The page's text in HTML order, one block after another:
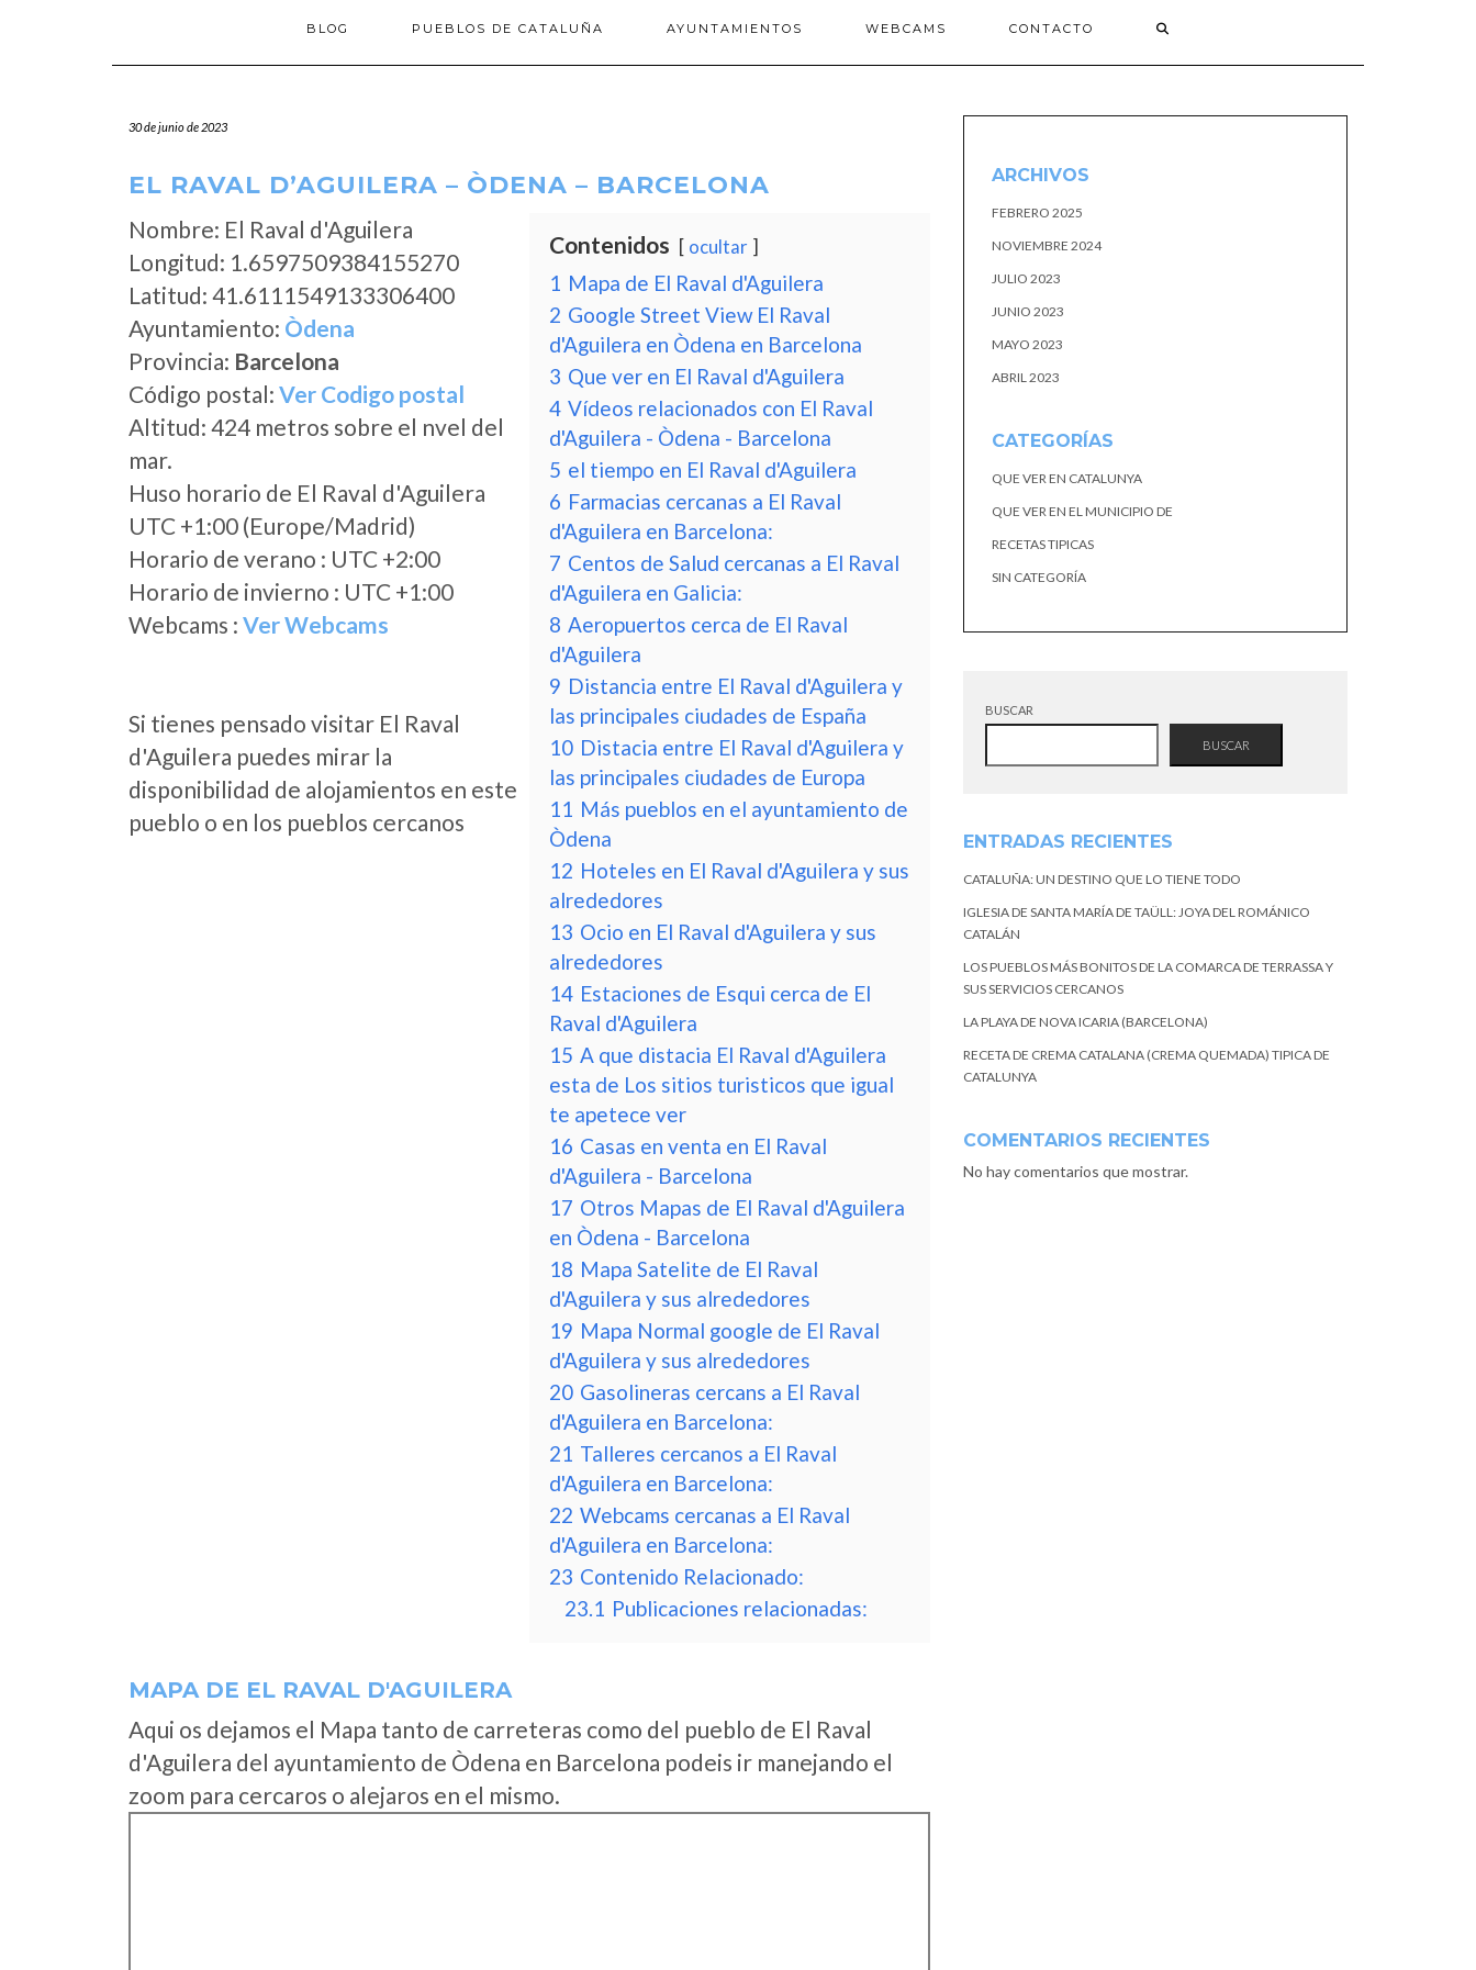
BLOG PUEBLOS DE CATALUÑA AYUNTAMIENTOS WEBCAMS CONTACTO
30 de junio de 2023
EL RAVAL D’AGUILERA – ÒDENA – BARCELONA
Nombre: El Raval d'Aguilera
Longitud: 1.6597509384155270
Latitud: 41.6111549133306400
Ayuntamiento: Òdena
Provincia: Barcelona
Código postal: Ver Codigo postal
Altitud: 424 metros sobre el nvel del
mar.
Huso horario de El Raval d'Aguilera
UTC +1:00 (Europe/Madrid)
Horario de verano : UTC +2:00
Horario de invierno : UTC +1:00
Webcams : Ver Webcams
Si tienes pensado visitar El Raval
d'Aguilera puedes mirar la
disponibilidad de alojamientos en este
pueblo o en los pueblos cercanos
Contenidos ocultar
1 Mapa de El Raval d'Aguilera
2 Google Street View El Raval
d'Aguilera en Òdena en Barcelona
3 Que ver en El Raval d'Aguilera
4 Vídeos relacionados con El Raval
d'Aguilera - Òdena - Barcelona
5 el tiempo en El Raval d'Aguilera
6 Farmacias cercanas a El Raval
d'Aguilera en Barcelona:
7 Centos de Salud cercanas a El Raval
d'Aguilera en Galicia:
8 Aeropuertos cerca de El Raval
d'Aguilera
9 Distancia entre El Raval d'Aguilera y
las principales ciudades de España
10 Distacia entre El Raval d'Aguilera y
las principales ciudades de Europa
11 Más pueblos en el ayuntamiento de
Òdena
12 Hoteles en El Raval d'Aguilera y sus
alrededores
13 Ocio en El Raval d'Aguilera y sus
alrededores
14 Estaciones de Esqui cerca de El
Raval d'Aguilera
15 A que distacia El Raval d'Aguilera
esta de Los sitios turisticos que igual
te apetece ver
16 Casas en venta en El Raval
d'Aguilera - Barcelona
17 Otros Mapas de El Raval d'Aguilera
en Òdena - Barcelona
18 Mapa Satelite de El Raval
d'Aguilera y sus alrededores
19 Mapa Normal google de El Raval
d'Aguilera y sus alrededores
20 Gasolineras cercans a El Raval
d'Aguilera en Barcelona:
21 Talleres cercanos a El Raval
d'Aguilera en Barcelona:
22 Webcams cercanas a El Raval
d'Aguilera en Barcelona:
23 Contenido Relacionado:
23.1 Publicaciones relacionadas:
MAPA DE EL RAVAL D'AGUILERA
Aqui os dejamos el Mapa tanto de carreteras como del pueblo de El Raval
d'Aguilera del ayuntamiento de Òdena en Barcelona podeis ir manejando el
zoom para cercaros o alejaros en el mismo.
ARCHIVOS
FEBRERO 2025
NOVIEMBRE 2024
JULIO 2023
JUNIO 2023
MAYO 2023
ABRIL 2023
CATEGORÍAS
QUE VER EN CATALUNYA
QUE VER EN EL MUNICIPIO DE
RECETAS TIPICAS
SIN CATEGORÍA
BUSCAR
BUSCAR
ENTRADAS RECIENTES
CATALUÑA: UN DESTINO QUE LO TIENE TODO
IGLESIA DE SANTA MARÍA DE TAÜLL: JOYA DEL ROMÁNICO
CATALÁN
LOS PUEBLOS MÁS BONITOS DE LA COMARCA DE TERRASSA Y
SUS SERVICIOS CERCANOS
LA PLAYA DE NOVA ICARIA (BARCELONA)
RECETA DE CREMA CATALANA (CREMA QUEMADA) TIPICA DE
CATALUNYA
COMENTARIOS RECIENTES
No hay comentarios que mostrar.